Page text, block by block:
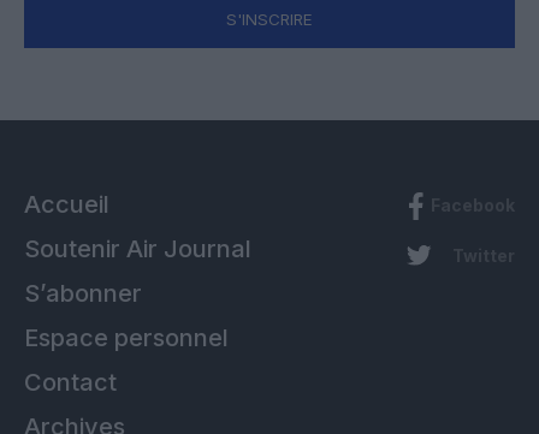
S'INSCRIRE
Accueil
Soutenir Air Journal
S’abonner
Espace personnel
Contact
Archives